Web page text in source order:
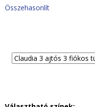
Összehasonlít